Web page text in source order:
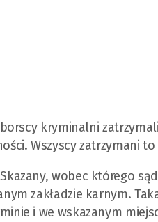
kryminalni
Wszyscy zatrzymani
wobec którego
zakładzie karnym.
i we wskazanym